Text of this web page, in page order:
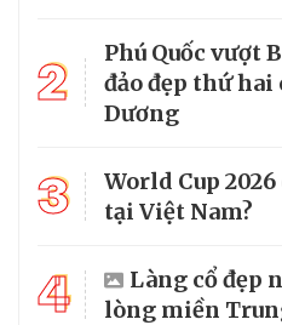
2
Phú Quốc vượt
đảo đẹp thứ
Dương
3
World Cup
tại Việt Nam?
4
Làng cổ đẹp
lòng miền